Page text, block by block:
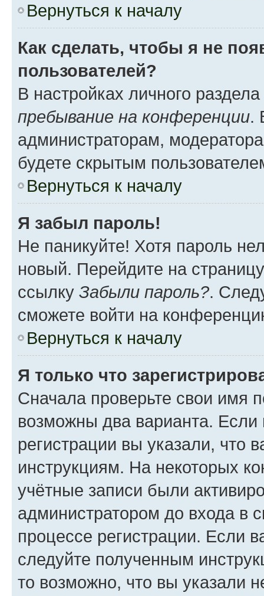
Вернуться к началу
Как сделать, чтобы я не
пользователей?
В настройках личного
пребывание на конференции.
администраторам,
будете скрытым
Вернуться к началу
Я забыл пароль!
Не паникуйте! Хотя пароль
новый. Перейдите на
ссылку Забыли пароль?.
сможете войти на
Вернуться к началу
Я только что
Сначала проверьте свои имя
возможны два варианта.
регистрации вы указали, что
инструкциям. На некоторых
учётные записи были
администратором до входа в
процессе регистрации. Если
следуйте полученным
то возможно, что вы указали